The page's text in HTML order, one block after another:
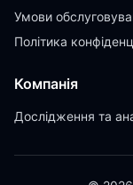
Умови
Політика
Компанія
Дослідження та